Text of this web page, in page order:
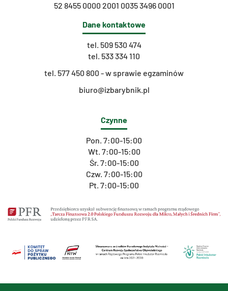
52 8455 0000 2001 0035 3496 0001
Dane kontaktowe
tel. 509 530 474
tel. 533 334 110
tel. 577 450 800 - w sprawie egzaminów
biuro@izbarybnik.pl
Czynne
Pon. 7:00-15:00
Wt. 7:00-15:00
Śr. 7:00-15:00
Czw. 7:00-15:00
Pt. 7:00-15:00